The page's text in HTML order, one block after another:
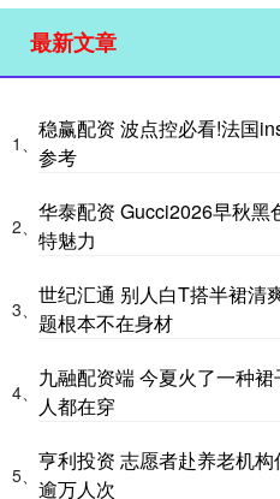
最新文章
1、
稳赢配资 波点控必看!法国
参考
2、
华泰配资 Gucci2026早秋黑
特魅力
3、
世纪汇通 别人白T搭半裙清
题根本不在身材
4、
九融配资端 今夏火了一种裙
人都在穿
5、
亨利投资 志愿者赴养老机
逾万人次